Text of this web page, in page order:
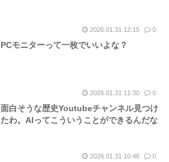
2026.01.31 12:15 0
PCモニターって一枚でいいよな？
2026.01.31 11:30 0
面白そうな歴史Youtubeチャンネル見つけ
たわ。AIってこういうことができるんだな
2026.01.31 10:46 0